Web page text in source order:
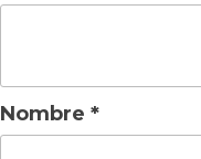
Nombre *